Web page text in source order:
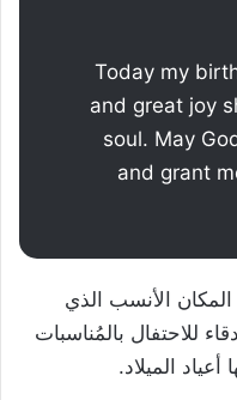
Today my
and great joy
soul. May
and grant
الأنسب الذي
للاحتفال بالمُناسبات
أعياد الميلاد.